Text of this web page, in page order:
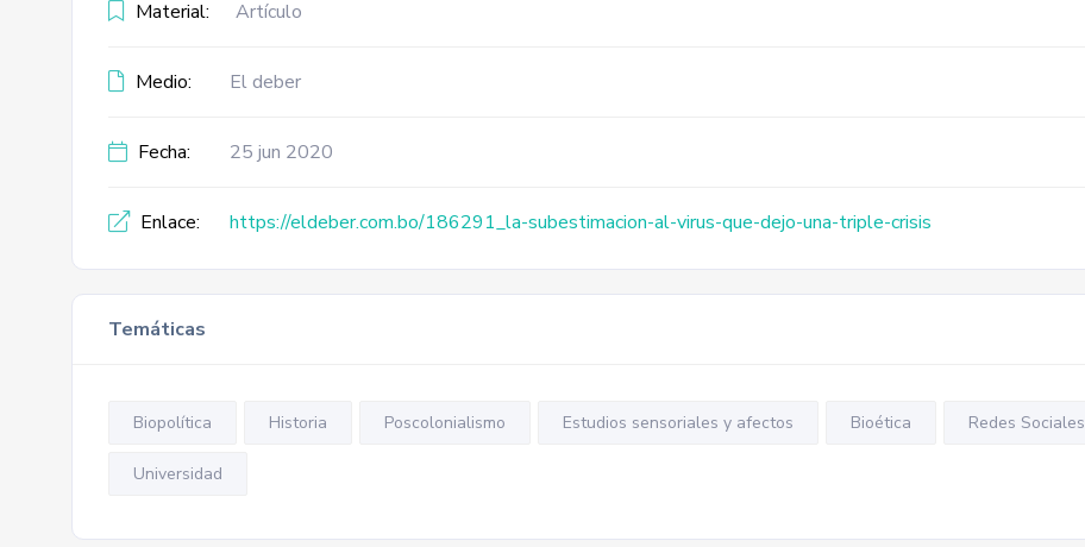
Material: Artículo
Medio: El deber
Fecha: 25 jun 2020
Enlace: https://eldeber.com.bo/186291_la-subestimacion-al-virus-que-dejo-una-triple-crisis
Temáticas
Biopolítica Historia Poscolonialismo Estudios sensoriales y afectos Bioética Redes Sociales
Universidad